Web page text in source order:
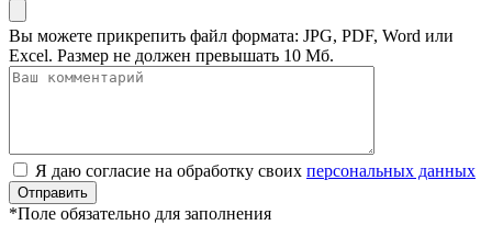
Вы можете прикрепить файл формата: JPG, PDF, Word или
Excel. Размер не должен превышать 10 Мб.
Я даю согласие на обработку своих персональных данных
*Поле обязательно для заполнения